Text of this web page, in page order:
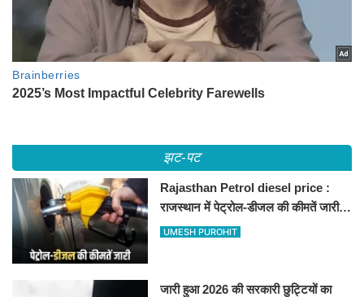
झट-पट
Rajasthan Petrol diesel price :
राजस्थान में पेट्रोल-डीजल की कीमतें जारी,
जानिए बीकानेर समेत पुरे प्रदेश में नए रेट
UMESH PUROHIT
जारी हुआ 2026 की सरकारी छुट्टियों का